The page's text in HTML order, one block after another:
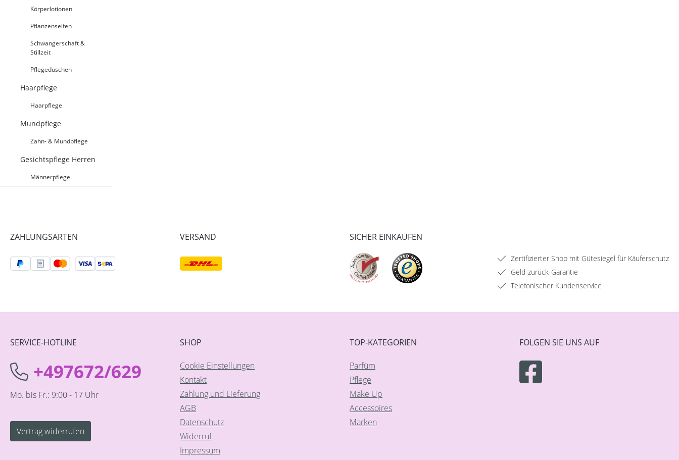
Körperlotionen
Pflanzenseifen
Schwangerschaft &
Stillzeit
Pflegeduschen
Haarpflege
Haarpflege
Mundpflege
Zahn- & Mundpflege
Gesichtspflege Herren
Männerpflege
ZAHLUNGSARTEN VERSAND SICHER EINKAUFEN
Zertifizierter Shop mit Gütesiegel für Käuferschutz
Geld-zurück-Garantie
Telefonischer Kundenservice
SERVICE-HOTLINE
+497672/629
Mo. bis Fr.: 9:00 - 17 Uhr
Vertrag widerrufen
SHOP
Cookie Einstellungen
Kontakt
Zahlung und Lieferung
AGB
Datenschutz
Widerruf
Impressum
TOP-KATEGORIEN
Parfüm
Pflege
Make Up
Accessoires
Marken
FOLGEN SIE UNS AUF